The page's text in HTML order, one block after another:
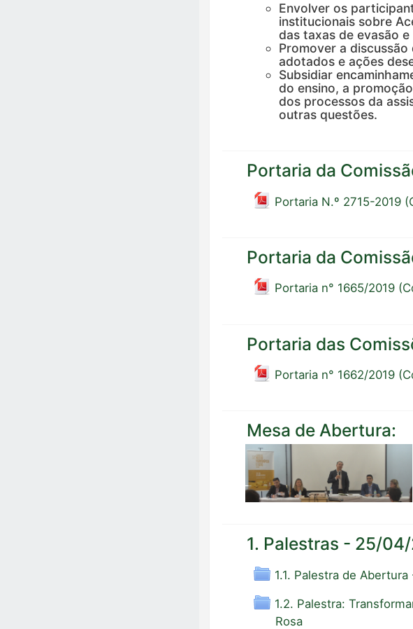
Envolver os
institucionais sobre
das taxas de evasão
Promover a
adotados e ações
Subsidiar
do ensino, a
dos processos da
outras questões.
Portaria da
Portaria N.º 2715-2019
Portaria da
Portaria n° 1665/2019
Portaria das
Portaria n° 1662/2019
Mesa de Abertura:
1. Palestras - 25/
1.1. Palestra de
1.2. Palestra:
Rosa